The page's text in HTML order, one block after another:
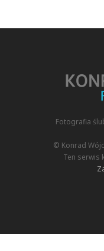
Fotografia
© Konrad
Ten serwis